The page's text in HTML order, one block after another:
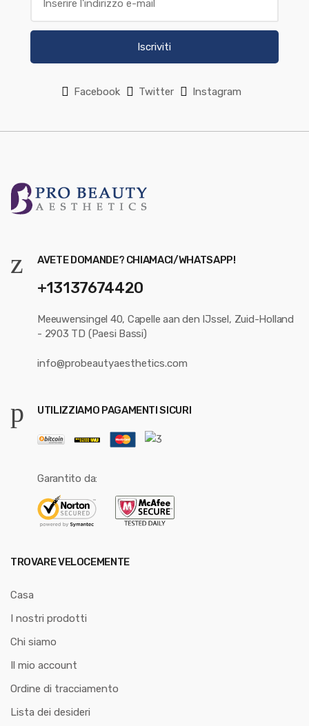
Iscriviti
Facebook Twitter Instagram
AVETE DOMANDE? CHIAMACI/WHATSAPP!
+13137674420
Meeuwensingel 40, Capelle aan den IJssel, Zuid-Holland
- 2903 TD (Paesi Bassi)
info@probeautyaesthetics.com
UTILIZZIAMO PAGAMENTI SICURI
Garantito da:
TROVARE VELOCEMENTE
Casa
I nostri prodotti
Chi siamo
Il mio account
Ordine di tracciamento
Lista dei desideri